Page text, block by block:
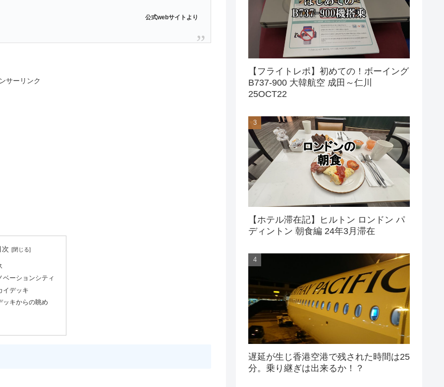
公式webサイトより
サーリンク
次
ベーションシティ
イデッキ
ッキからの眺め
【フライトレポ】初めての！ボーイング
B737-900 大韓航空 成田～仁川
25OCT22
【ホテル滞在記】ヒルトン ロンドン パ
ディントン 朝食編 24年3月滞在
遅延が生じ香港空港で残された時間は25
分。乗り継ぎは出来るか！？